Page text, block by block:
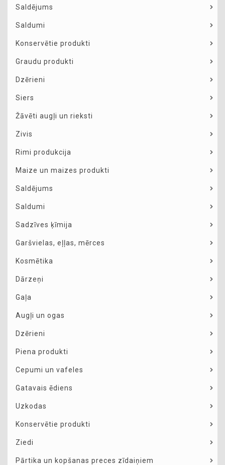
Saldējums
Saldumi
Konservētie produkti
Graudu produkti
Dzērieni
Siers
Žāvēti augļi un rieksti
Zivis
Rimi produkcija
Maize un maizes produkti
Saldējums
Saldumi
Sadzīves ķīmija
Garšvielas, eļļas, mērces
Kosmētika
Dārzeņi
Gaļa
Augļi un ogas
Dzērieni
Piena produkti
Cepumi un vafeles
Gatavais ēdiens
Uzkodas
Konservētie produkti
Ziedi
Pārtika un kopšanas preces zīdaiņiem